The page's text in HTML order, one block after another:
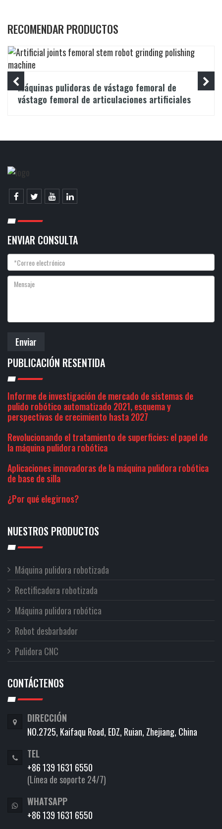
RECOMENDAR PRODUCTOS
Máquinas pulidoras de vástago femoral de
vástago femoral de articulaciones artificiales
ENVIAR CONSULTA
Enviar
PUBLICACIÓN RESENTIDA
Informe de investigación de mercado de sistemas de
pulido robótico automatizado 2021, esquema y
perspectivas de crecimiento hasta 2027
Revolucionando el tratamiento de superficies: el papel de
la máquina pulidora robótica
Aplicaciones innovadoras de la máquina pulidora robótica
de base de silla
¿Por qué elegirnos?
NUESTROS PRODUCTOS
Máquina pulidora robotizada
Rectificadora robotizada
Máquina pulidora robótica
Robot desbarbador
Pulidora CNC
CONTÁCTENOS
DIRECCIÓN
NO.2725, Kaifaqu Road, EDZ, Ruian, Zhejiang, China
TEL
+86 139 1631 6550
(Línea de soporte 24/7)
WHATSAPP
+86 139 1631 6550